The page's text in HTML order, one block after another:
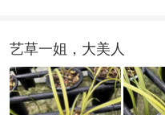
艺草一姐，大美人